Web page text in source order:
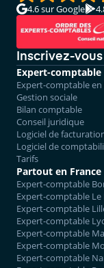
4.6sur Google
Inscrivez-
Expert-comptable
Expert-comptable en
Gestion sociale
Bilan comptable
Conseil juridique
Logiciel de
Logiciel de
Tarifs
Partout en France
Expert-comptable
Expert-comptable Le
Expert-comptable
Expert-comptable
Expert-comptable
Expert-comptable
Expert-comptable